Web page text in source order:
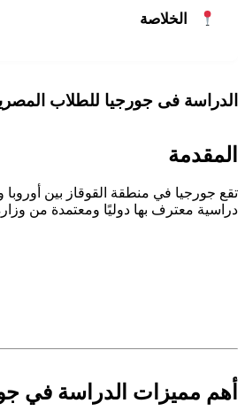
الخلاصة
الدراسة فى جورجيا للطلاب المصريين 2026-
المقدمة
دراسية معترف بها دوليًا ومعتمدة من
أهم مميزات الدراسة في